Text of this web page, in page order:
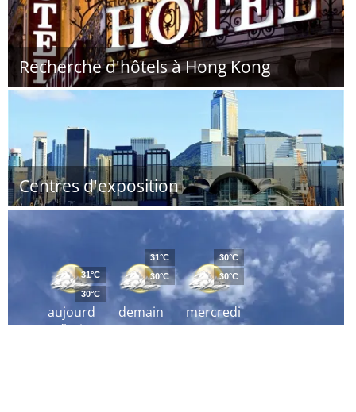
Recherche d'hôtels à Hong Kong
Centres d'exposition
aujourd
´hui
31°C
30°C
demain
31°C
30°C
mercredi
30°C
30°C